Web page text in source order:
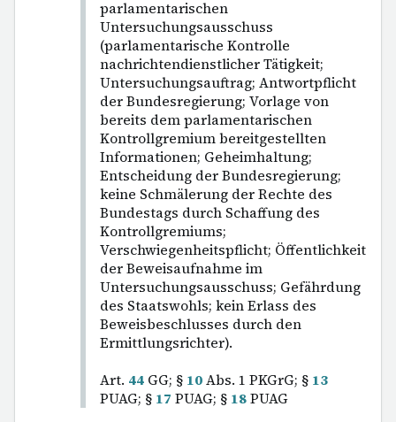
parlamentarischen
Untersuchungsausschuss
(parlamentarische Kontrolle
nachrichtendienstlicher Tätigkeit;
Untersuchungsauftrag; Antwortpflicht
der Bundesregierung; Vorlage von
bereits dem parlamentarischen
Kontrollgremium bereitgestellten
Informationen; Geheimhaltung;
Entscheidung der Bundesregierung;
keine Schmälerung der Rechte des
Bundestags durch Schaffung des
Kontrollgremiums;
Verschwiegenheitspflicht; Öffentlichkeit
der Beweisaufnahme im
Untersuchungsausschuss; Gefährdung
des Staatswohls; kein Erlass des
Beweisbeschlusses durch den
Ermittlungsrichter).
Art. 44 GG; § 10Abs. 1 PKGrG; § 13
PUAG; § 17 PUAG; § 18PUAG